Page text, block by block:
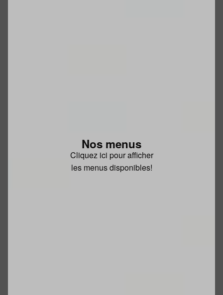
Nos menus
Cliquez ici pour afficher
les menus disponibles!